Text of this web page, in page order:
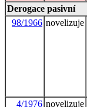
Derogace pasivní
98/1966 novelizuje
4/1976 novelizuje